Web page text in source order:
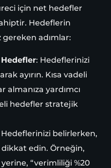
için net hedefler
Hedeflerin
adımlar:
Hedefler: Hedeflerinizi
ayırın. Kısa vadeli
almanıza yardımcı
hedefler stratejik
Hedeflerinizi belirlerken,
edin. Örneğin,
“verimliliği %20